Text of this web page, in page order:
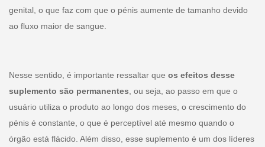
genital, o que faz com que o pénis aumente de tamanho devido
ao fluxo maior de sangue.
Nesse sentido, é importante ressaltar que os efeitos desse
suplemento são permanentes , ou seja, ao passo em que o
usuário utiliza o produto ao longo dos meses, o crescimento do
pénis é constante, o que é perceptível até mesmo quando o
órgão está flácido. Além disso, esse suplemento é um dos líderes